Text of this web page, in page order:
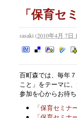
「保育セ
sasaki(2010年4月 7日
百町森では、毎年
こと」をテーマに
参加を心からお待ち
「保育セミナ